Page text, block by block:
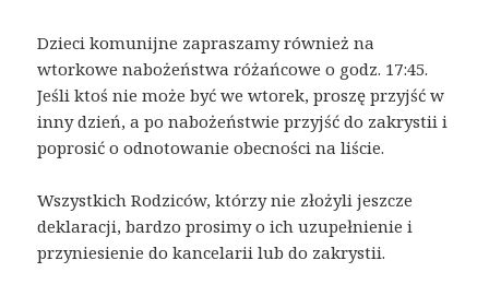
Dzieci komunijne zapraszamy również na
wtorkowe nabożeństwa różańcowe o godz. 17:45.
Jeśli ktoś nie może być we wtorek, proszę przyjść w
inny dzień, a po nabożeństwie przyjść do zakrystii i
poprosić o odnotowanie obecności na liście.
Wszystkich Rodziców, którzy nie złożyli jeszcze
deklaracji, bardzo prosimy o ich uzupełnienie i
przyniesienie do kancelarii lub do zakrystii.